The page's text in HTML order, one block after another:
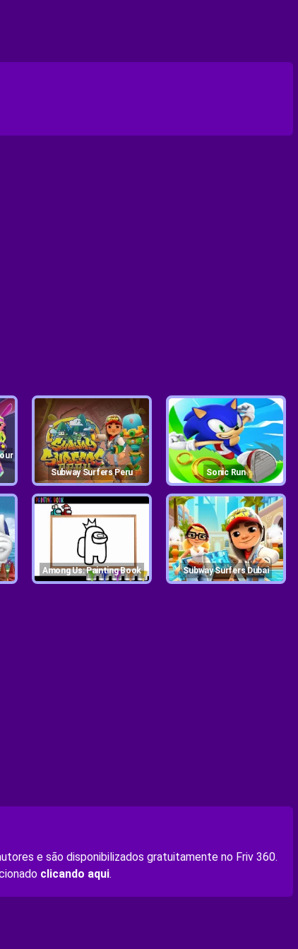
Subway Surfers Peru Sonic Run
Among Us: Painting Book Subway Surfers Dubai
e são disponibilizados gratuitamente no Friv 360.
clicando aqui.